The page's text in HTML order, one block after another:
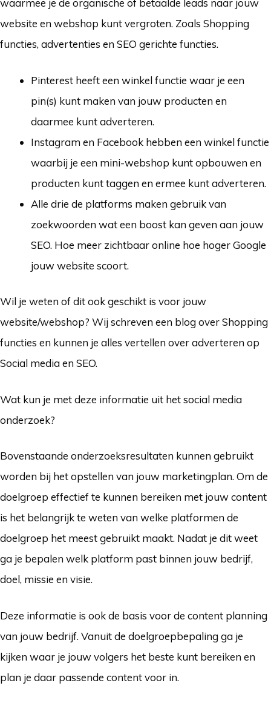
waarmee je de organische of betaalde leads naar jouw
website en webshop kunt vergroten. Zoals Shopping
functies, advertenties en SEO gerichte functies.
Pinterest heeft een winkel functie waar je een
pin(s) kunt maken van jouw producten en
daarmee kunt adverteren.
Instagram en Facebook hebben een winkel functie
waarbij je een mini-webshop kunt opbouwen en
producten kunt taggen en ermee kunt adverteren.
Alle drie de platforms maken gebruik van
zoekwoorden wat een boost kan geven aan jouw
SEO. Hoe meer zichtbaar online hoe hoger Google
jouw website scoort.
Wil je weten of dit ook geschikt is voor jouw
website/webshop? Wij schreven een blog over Shopping
functies en kunnen je alles vertellen over adverteren op
Social media en SEO.
Wat kun je met deze informatie uit het social media
onderzoek?
Bovenstaande onderzoeksresultaten kunnen gebruikt
worden bij het opstellen van jouw marketingplan. Om de
doelgroep effectief te kunnen bereiken met jouw content
is het belangrijk te weten van welke platformen de
doelgroep het meest gebruikt maakt. Nadat je dit weet
ga je bepalen welk platform past binnen jouw bedrijf,
doel, missie en visie.
Deze informatie is ook de basis voor de content planning
van jouw bedrijf. Vanuit de doelgroepbepaling ga je
kijken waar je jouw volgers het beste kunt bereiken en
plan je daar passende content voor in.